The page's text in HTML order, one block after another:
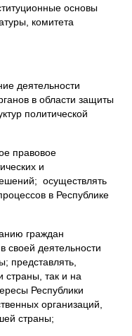
основы
комитета
деятельности
в области защиты
политической
правовое
и
осуществлять
в Республике
граждан
своей деятельности
представлять,
страны, так и на
Республики
организаций,
страны;